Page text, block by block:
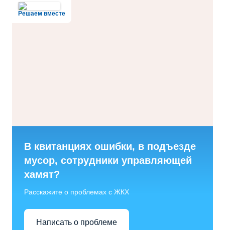
Решаем вместе
В квитанциях ошибки, в подъезде
мусор, сотрудники управляющей
хамят?
Расскажите о проблемах с ЖКХ
Написать о проблеме